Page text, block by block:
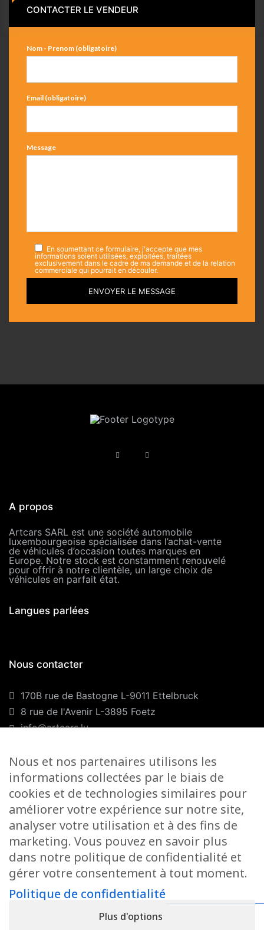
CONTACTER LE VENDEUR
Nom - Prenom (obligatoire)
Email (obligatoire)
Message
En soumettant ce formulaire, j'accepte que mes
informations soient utilisées, exploitées, traitées
exclusivement dans le cadre de ma demande et de la relation
commerciale qui pourrait en découler.
ENVOYER LE MESSAGE
A propos
Artcars SARL est une société automobile
luxembourgeoise spécialisée dans l’achat-vente
de véhicules d’occasion toutes marques en
Europe. Notre stock est constamment renouvelé
pour offrir à notre clientèle, un large choix de
véhicules en parfait état.
Langues parlées
Nous contacter
170B rue de Bastogne L-9011 Ettelbruck
8 rue de l'Avenir L-3895 Foetz
info@artcars.lu
GSM :+352 661 701 701
Nos horaires
Lundi-Vendredi :9H00/12H00 & 13H00/18H00
Samedi :
Foetz : 9H00/12H00
Ettelbruck :9H00/12H00
Fermé le dimanche
Nous et nos partenaires utilisons les
informations collectées par le biais de
cookies et de technologies similaires pour
améliorer votre expérience sur notre site,
analyser votre utilisation et à des fins de
marketing. Vous pouvez en savoir plus
dans notre politique de confidentialité et
gérer votre consentement à tout moment.
Politique de confidentialité
Plus d'options